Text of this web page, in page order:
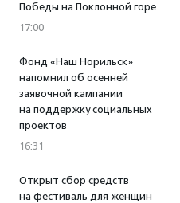
Победы на Поклонной горе
17:00
Фонд «Наш Норильск»
напомнил об осенней
заявочной кампании
на поддержку социальных
проектов
16:31
Открыт сбор средств
на фестиваль для женщин